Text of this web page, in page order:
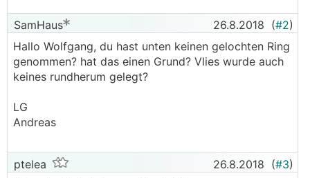
SamHaus 26.8.2018 (#2)
Hallo Wolfgang, du hast unten keinen gelochten Ring
genommen? hat das einen Grund? Vlies wurde auch
keines rundherum gelegt?
LG
Andreas
ptelea 26.8.2018 (#3)